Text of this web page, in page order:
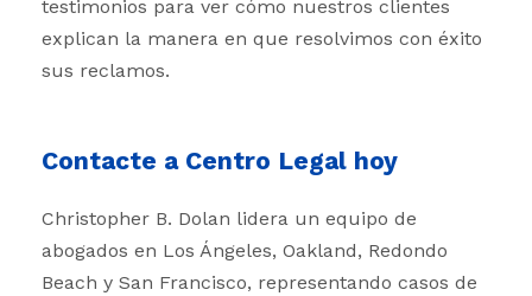
testimonios para ver cómo nuestros clientes
explican la manera en que resolvimos con éxito
sus reclamos.
Contacte a Centro Legal hoy
Christopher B. Dolan lidera un equipo de
abogados en Los Ángeles, Oakland, Redondo
Beach y San Francisco, representando casos de